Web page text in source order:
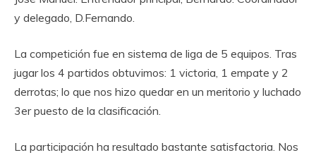
y delegado, D.Fernando.
La competición fue en sistema de liga de 5 equipos. Tras
jugar los 4 partidos obtuvimos: 1 victoria, 1 empate y 2
derrotas; lo que nos hizo quedar en un meritorio y luchado
3er puesto de la clasificación.
La participación ha resultado bastante satisfactoria. Nos